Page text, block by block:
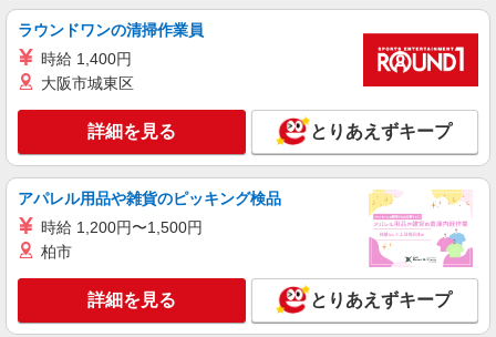
派遣社員
株式会社トラストグロース 新宿本社 第1営業部
時給：初任者研修1,550円〜/実務者研修1,600
千葉県流山市
キープ 詳細を見る
職業紹介
株式会社kotrio /●SW-S-2097923
介護職の正社員で夜勤一切ナシ！デイサービス
★運河駅
【正社員】月給240,000〜400,000円 ・基本
ラウンドワンの清掃作業員
時給 1,400円
大阪市城東区
詳細を見る とりあえずキープ
アパレル用品や雑貨のピッキング検品
時給 1,200円〜1,500円
柏市
詳細を見る とりあえずキープ